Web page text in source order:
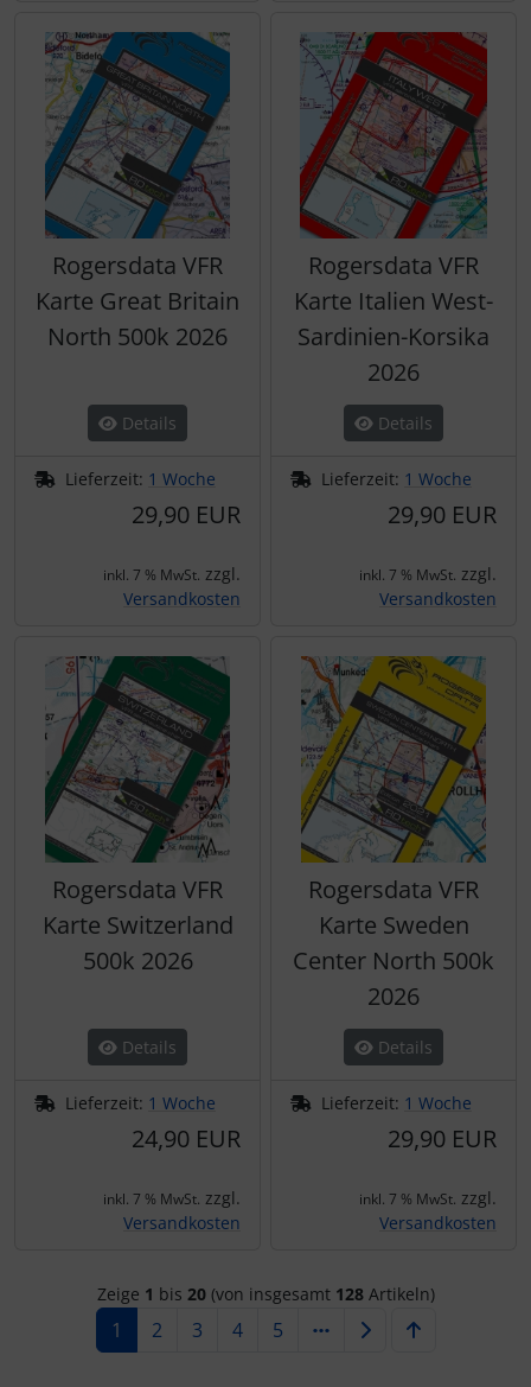
Rogersdata VFR
Karte Great Britain
North 500k 2026
Details
Lieferzeit: 1 Woche
29,90 EUR
inkl. 7 % MwSt. zzgl.
Versandkosten
Rogersdata VFR
Karte Italien West-
Sardinien-Korsika
2026
Details
Lieferzeit: 1 Woche
29,90 EUR
inkl. 7 % MwSt. zzgl.
Versandkosten
Rogersdata VFR
Karte Switzerland
500k 2026
Details
Lieferzeit: 1 Woche
24,90 EUR
inkl. 7 % MwSt. zzgl.
Versandkosten
Rogersdata VFR
Karte Sweden
Center North 500k
2026
Details
Lieferzeit: 1 Woche
29,90 EUR
inkl. 7 % MwSt. zzgl.
Versandkosten
Zeige 1 bis 20(von insgesamt 128Artikeln)
1 2 3 4 5